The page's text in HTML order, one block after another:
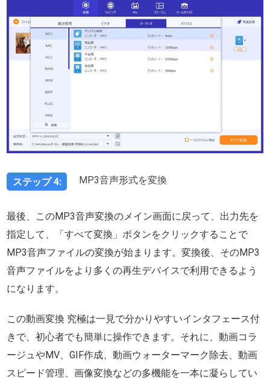
ステップ 4: MP3音声形式を変換
最後、このMP3音声変換のメイン画面に戻って、出力先を
指定して、「すべて変換」ボタンをクリックすることで
MP3音声ファイルの変換が始まります。変換後、そのMP3
音声ファイルをより多くの再生デバイスで利用できるよう
になります。
この動画変換 究極は一見で分かりやすいインタフェース付
きで、初心者でも簡単に操作できます。それに、動画コラ
ージュやMV、GIF作成、動画ウォーターマーク除去、動画
スピード管理、画像変換などの多機能を一本に凝らしてい